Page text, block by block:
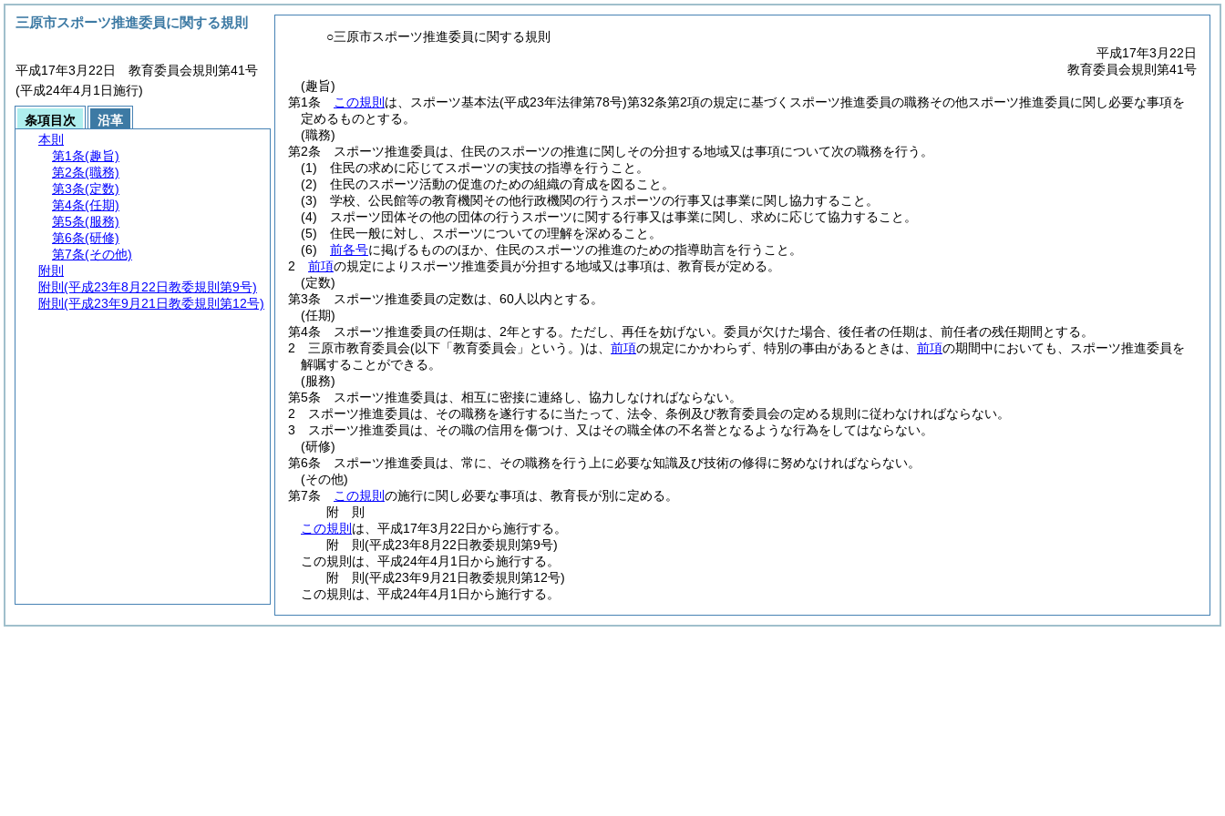
○三原市スポーツ推進委員に関する規則
平成17年3月22日
教育委員会規則第41号
(趣旨)
第1条
この規則 は、スポーツ基本法(平成23年法律第78号)第32条第2項の規定に基づくスポーツ推進委員の職務その他スポーツ推進委員に関し必要な事項を
定めるものとする。
(職務)
第2条
スポーツ推進委員は、住民のスポーツの推進に関しその分担する地域又は事項について次の職務を行う。
(1)
住民の求めに応じてスポーツの実技の指導を行うこと。
(2)
住民のスポーツ活動の促進のための組織の育成を図ること。
(3)
学校、公民館等の教育機関その他行政機関の行うスポーツの行事又は事業に関し協力すること。
(4)
スポーツ団体その他の団体の行うスポーツに関する行事又は事業に関し、求めに応じて協力すること。
(5)
住民一般に対し、スポーツについての理解を深めること。
(6)
前各号に掲げるもののほか、住民のスポーツの推進のための指導助言を行うこと。
2
前項の規定によりスポーツ推進委員が分担する地域又は事項は、教育長が定める。
(定数)
第3条
スポーツ推進委員の定数は、60人以内とする。
(任期)
第4条
スポーツ推進委員の任期は、2年とする。 ただし、再任を妨げない。 委員が欠けた場合、後任者の任期は、前任者の残任期間とする。
2
三原市教育委員会(以下「教育委員会」という。)は、 前項の規定にかかわらず、特別の事由があるときは、 前項の期間中においても、スポーツ推進委員を
解嘱することができる。
(服務)
第5条
スポーツ推進委員は、相互に密接に連絡し、協力しなければならない。
2
スポーツ推進委員は、その職務を遂行するに当たって、法令、条例及び教育委員会の定める規則に従わなければならない。
3
スポーツ推進委員は、その職の信用を傷つけ、又はその職全体の不名誉となるような行為をしてはならない。
(研修)
第6条
スポーツ推進委員は、常に、その職務を行う上に必要な知識及び技術の修得に努めなければならない。
(その他)
第7条
この規則 の施行に関し必要な事項は、教育長が別に定める。
附 則
この規則 は、平成17年3月22日から施行する。
附 則(平成23年8月22日教委規則第9号)
この規則は、平成24年4月1日から施行する。
附 則(平成23年9月21日教委規則第12号)
この規則は、平成24年4月1日から施行する。
三原市スポーツ推進委員に関する規則
平成17年3月22日 教育委員会規則第41号
(平成24年4月1日施行)
条項目次
沿革
本則
第1条(趣旨)
第2条(職務)
第3条(定数)
第4条(任期)
第5条(服務)
第6条(研修)
第7条(その他)
附則
附則 (平成23年8月22日教委規則第9号)
附則 (平成23年9月21日教委規則第12号)